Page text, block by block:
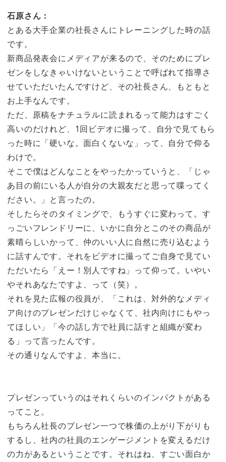
石原さん：
とある大手企業の社長さんにトレーニングした時の話
です。
新商品発表会にメディアが来るので、そのためにプレ
ゼンをしなきゃいけないということで呼ばれて指導さ
せていただいたんですけど、その社長さん、もともと
お上手なんです。
ただ、原稿をナチュラルに読まれるって能力はすごく
高いのだけれど、1回ビデオに撮って、自分で見てもら
った時に「硬いな。面白くないな」って、自分で仰る
わけで。
そこで僕はどんなことをやったかっていうと、「じゃ
あ目の前にいる人が自分の大親友だと思って喋ってく
ださい。」と言ったの。
そしたらそのタイミングで、もうすぐに変わって。す
っごいフレンドリーに、いかに自分とこのその商品が
素晴らしいかって、仲のいい人に自然に売り込むよう
に話すんです。それをビデオに撮ってご自身で見てい
ただいたら「えー！別人ですね」って仰って。いやい
やそれあなたですよ、って（笑）。
それを見た広報の役員が、「これは、対外的なメディ
ア向けのプレゼンだけじゃなくて、社内向けにもやっ
てほしい」「今の話し方で社員に話すと組織が変わ
る」って言ったんです。
その通りなんですよ、本当に。
プレゼンっていうのはそれくらいのインパクトがある
ってこと。
もちろん社長のプレゼン一つで株価の上がり下がりも
するし、社内の社員のエンゲージメントを変えるだけ
の力があるということです。それはね、すごい面白か